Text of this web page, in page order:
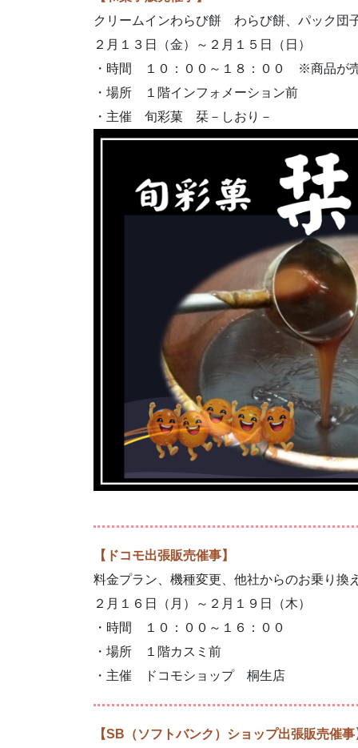
クリームインわらび餅 わらび餅、パック団
２月１３日（金）～２月１５日（日）
・時間 １０：００～１８：００ ※商品が
・場所 １階インフォメーション前
・主催 旬彩菓 栞－しおり－
【ドコモ出張販売催事】
料金プラン、機種変更、他社からのお乗り換
２月１６日（月）～２月１９日（木）
・時間 １０：００～１６：００
・場所 １階カスミ前
・主催 ドコモショップ 桐生店
【SB（ソフトバンク）ショップ出張販売催事